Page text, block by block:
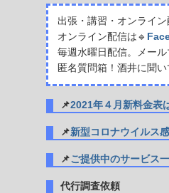
出張・講習・オンライ
オンライン配信は🔹
毎週水曜日配信。メー
匿名質問箱！酒井に聞
📌2021年４月新料金表
📌新型コロナウイルス
📌ご提供中のサービス
代行調査依頼